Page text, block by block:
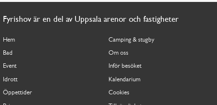
Fyrishov är en del av Uppsala arenor och fastigheter
Hem
Bad
Event
Idrott
Öppettider
Camping & stugby
Om oss
Inför besöket
Kalendarium
Cookies